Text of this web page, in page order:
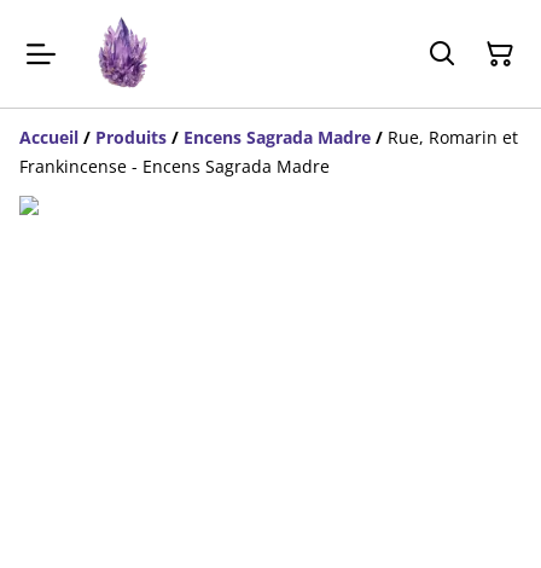
Accueil / Produits / Encens Sagrada Madre / Rue, Romarin et
Frankincense - Encens Sagrada Madre